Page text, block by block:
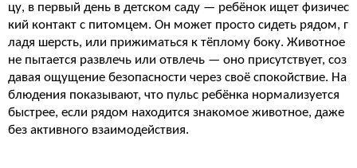
цу, в первый день в детском саду — ребёнок ищет физичес
кий контакт с питомцем. Он может просто сидеть рядом, г
ладя шерсть, или прижиматься к тёплому боку. Животное
не пытается развлечь или отвлечь — оно присутствует, соз
давая ощущение безопасности через своё спокойствие. На
блюдения показывают, что пульс ребёнка нормализуется
быстрее, если рядом находится знакомое животное, даже
без активного взаимодействия.